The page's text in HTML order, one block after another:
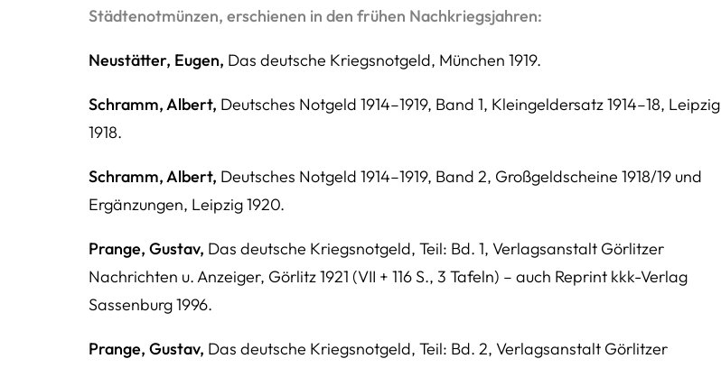
Städtenotmünzen, erschienen in den frühen Nachkriegsjahren:
Neustätter, Eugen, Das deutsche Kriegsnotgeld, München 1919.
Schramm, Albert, Deutsches Notgeld 1914–1919, Band 1, Kleingeldersatz 1914–18, Leipzig
1918.
Schramm, Albert, Deutsches Notgeld 1914–1919, Band 2, Großgeldscheine 1918/19 und
Ergänzungen, Leipzig 1920.
Prange, Gustav, Das deutsche Kriegsnotgeld, Teil: Bd. 1, Verlagsanstalt Görlitzer
Nachrichten u. Anzeiger, Görlitz 1921 (VII + 116 S., 3 Tafeln) – auch Reprint kkk-Verlag
Sassenburg 1996.
Prange, Gustav, Das deutsche Kriegsnotgeld, Teil: Bd. 2, Verlagsanstalt Görlitzer